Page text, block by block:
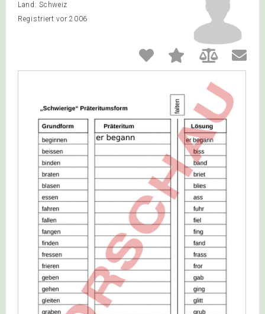
Land: Schweiz
Registriert vor 2006